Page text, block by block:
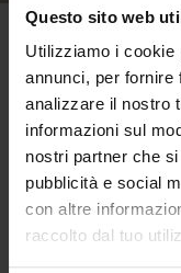
Questo sito web
Utilizziamo i cookie
annunci, per fornire
analizzare il nostro
informazioni sul
nostri partner che
pubblicità e social
con altre
raccolto dal tuo
STORIE